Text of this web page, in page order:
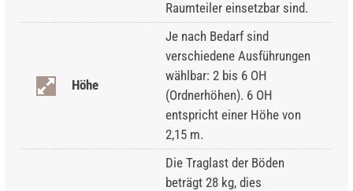
Raumteiler einsetzbar sind.
Höhe
Je nach Bedarf sind
verschiedene Ausführungen
wählbar: 2 bis 6 OH
(Ordnerhöhen). 6 OH
entspricht einer Höhe von
2,15 m.
Die Traglast der Böden
beträgt 28 kg, dies